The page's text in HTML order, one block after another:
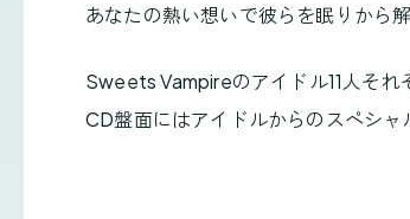
あなたの熱い想いで彼らを眠りから
Sweets Vampireのアイドル11人それ
CD盤面にはアイドルからのスペシャ